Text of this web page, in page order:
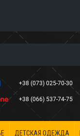
+38 (073) 025-70-30
+38 (066) 537-74-75
ДЕТСКАЯ ОДЕЖДА